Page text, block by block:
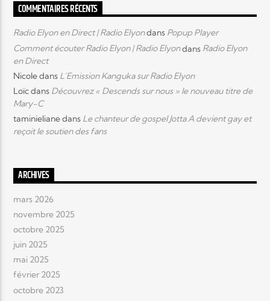
COMMENTAIRES RÉCENTS
Radio Elyon en Direct | Radio Elyondans Popup Player
Comment écouter Radio Elyon | Radio Elyondans Radio Elyon
en Direct
Nicoledans L’Emission Kanguka sur Radio Elyon
Loïcdans Découvrez « Descends sur nous » le nouveau titre de
Mary-C
taminielianedans Le chanteur de gospel Jotta A devient gay et
reçoit le soutien des fans
ARCHIVES
mars 2026
novembre 2025
octobre 2025
juin 2025
mai 2025
février 2025
octobre 2023